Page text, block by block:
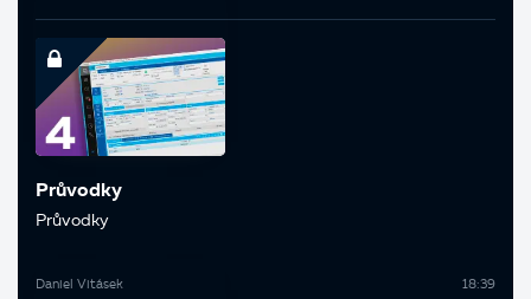
Průvodky
Průvodky
Daniel Vitásek 18:39